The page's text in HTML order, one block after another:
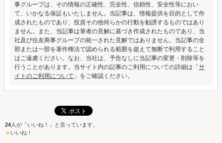
事グループは、その情報の正確性、完全性、信頼性、安全性等におい
て、いかなる保証もいたしません。当記事は、情報提供を目的として作
成されたものであり、投資その他何らかの行動を勧誘するものではあり
ません。また、当記事は筆者の見解に基づき作成されたものであり、当
社及び住友商事グループの統一された見解ではありません。当記事の全
部または一部を著作権法で認められる範囲を超えて無断で利用すること
はご遠慮ください。なお、当社は、予告なしに当記事の変更・削除等を
行うことがあります。当サイト内の記事のご利用についての詳細は「 サ
イトのご利用について 」をご確認ください。
24 人が「いいね！」と言っています。
いいね！